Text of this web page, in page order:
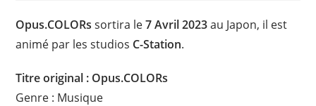
Opus.COLORs sortira le7 Avril 2023au Japon, il est
animé par les studios C-Station.
Titre original : Opus.COLORs
Genre : Musique